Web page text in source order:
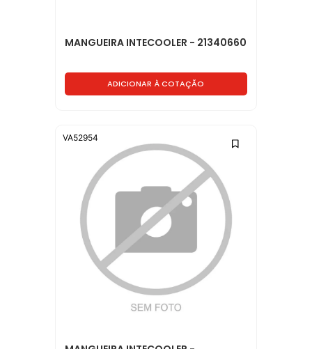
MANGUEIRA INTECOOLER - 21340660
ADICIONAR À COTAÇÃO
VA52954